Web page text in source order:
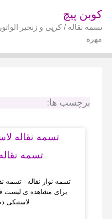
کوبن پیچ
تسمه نقاله / کرپی و زنجیر
مهره
برچسب ها:
تسمه نقاله
تسمه
تسمه نوار نقاله تسمه
برای مشاهده ی لیست
لاستیکی